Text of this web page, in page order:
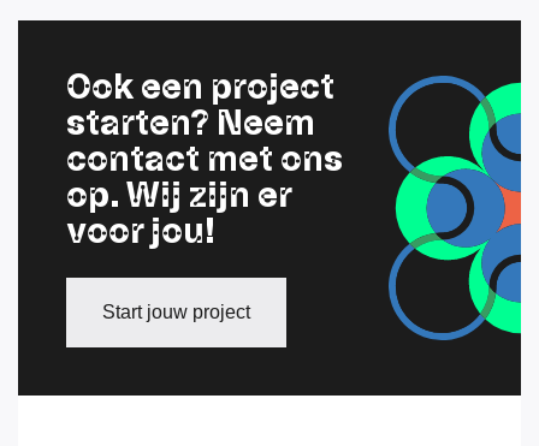
Ook een project
starten? Neem
contact met ons
op. Wij zijn er
voor jou!
Start jouw project